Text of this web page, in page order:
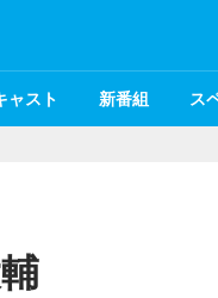
ャスト 新番組 ス